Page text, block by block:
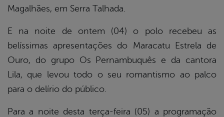
Magalhães, em Serra Talhada.
E na noite de ontem (04) o polo recebeu as
belíssimas apresentações do Maracatu Estrela de
Ouro, do grupo Os Pernambuquês e da cantora
Lila, que levou todo o seu romantismo ao palco
para o delírio do público.
Para a noite desta terça-feira (05) a programação